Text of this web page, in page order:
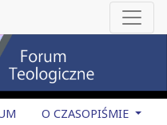
O CZASOPIŚMIE